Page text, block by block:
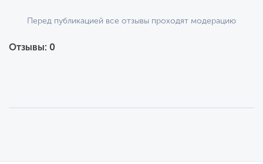
Перед публикацией все отзывы проходят модерацию
Отзывы: 0